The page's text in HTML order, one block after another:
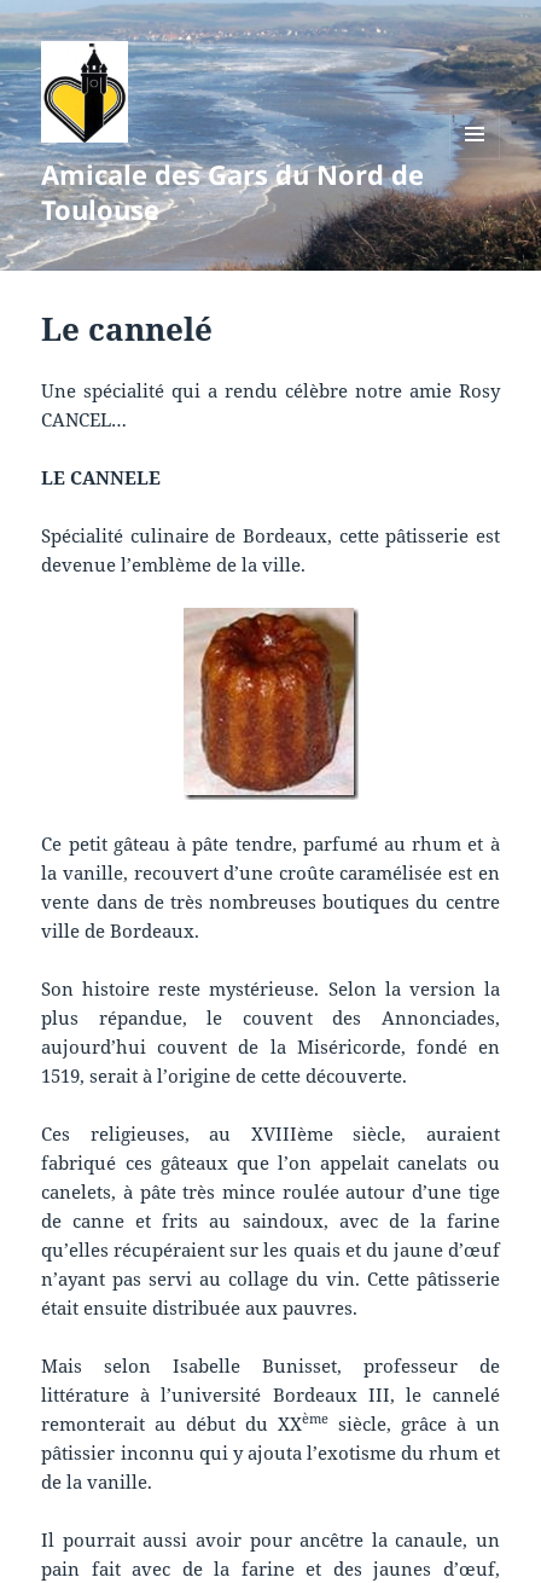
Amicale des Gars du Nord de
Toulouse
MENU
WIDGETS
Le cannelé
Une spécialité qui a rendu célèbre notre amie Rosy
CANCEL…
LE CANNELE
Spécialité culinaire de Bordeaux, cette pâtisserie est
devenue l’emblème de la ville.
Ce petit gâteau à pâte tendre, parfumé au rhum et à
la vanille, recouvert d’une croûte caramélisée est en
vente dans de très nombreuses boutiques du centre
ville de Bordeaux.
Son histoire reste mystérieuse. Selon la version la
plus répandue, le couvent des Annonciades,
aujourd’hui couvent de la Miséricorde, fondé en
1519, serait à l’origine de cette découverte.
Ces religieuses, au XVIIIème siècle, auraient
fabriqué ces gâteaux que l’on appelait canelats ou
canelets, à pâte très mince roulée autour d’une tige
de canne et frits au saindoux, avec de la farine
qu’elles récupéraient sur les quais et du jaune d’œuf
n’ayant pas servi au collage du vin. Cette pâtisserie
était ensuite distribuée aux pauvres.
Mais selon Isabelle Bunisset, professeur de
littérature à l’université Bordeaux III, le cannelé
remonterait au début du XXème siècle, grâce à un
pâtissier inconnu qui y ajouta l’exotisme du rhum et
de la vanille.
Il pourrait aussi avoir pour ancêtre la canaule, un
pain fait avec de la farine et des jaunes d’œuf,